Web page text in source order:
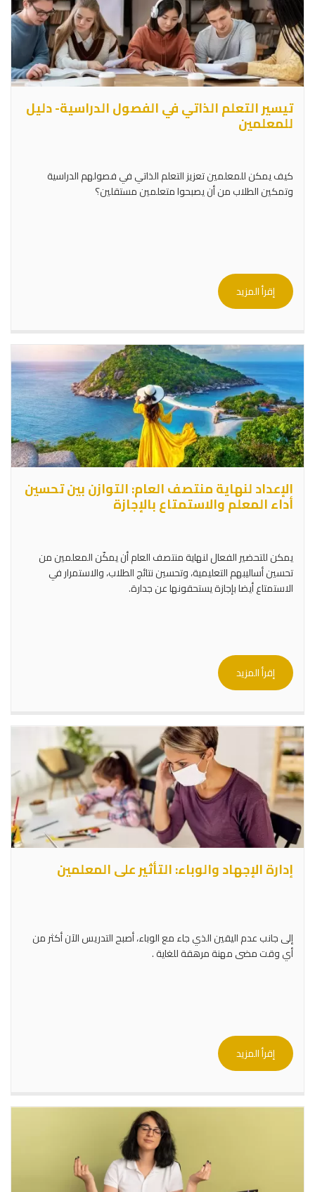
تيسير التعلم الذاتي في الفصول الدراسية- دليل
للمعلمين
كيف يمكن للمعلمين تعزيز التعلم الذاتي في فصولهم الدراسية
وتمكين الطلاب من أن يصبحوا متعلمين مستقلين؟
إقرأ المزيد
الإعداد لنهاية منتصف العام: التوازن بين تحسين
أداء المعلم والاستمتاع بالإجازة
يمكن للتحضير الفعال لنهاية منتصف العام أن يمكّن المعلمين من
تحسين أساليبهم التعليمية، وتحسين نتائج الطلاب، والاستمرار في
الاستمتاع أيضا بإجازة يستحقونها عن جدارة.
إقرأ المزيد
إدارة الإجهاد والوباء: التأثير على المعلمين
إلى جانب عدم اليقين الذي جاء مع الوباء، أصبح التدريس الآن أكثر من
أي وقت مضى مهنة مرهقة للغاية .
إقرأ المزيد